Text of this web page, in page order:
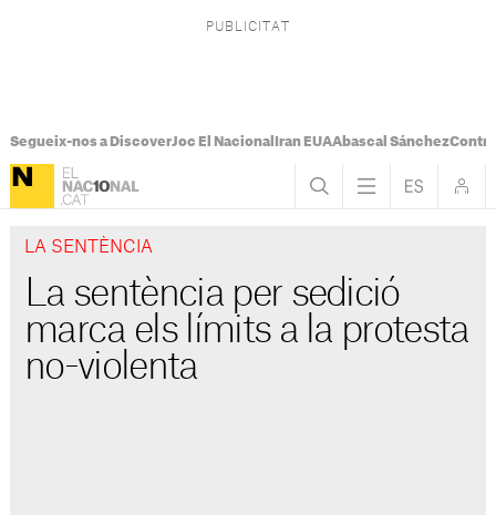
Segueix-nos a DiscoverJoc El Nacional Iran EUAAbascal Sánchez
LA SENTÈNCIA
La sentència per sedició
marca els límits a la protesta
no-violenta